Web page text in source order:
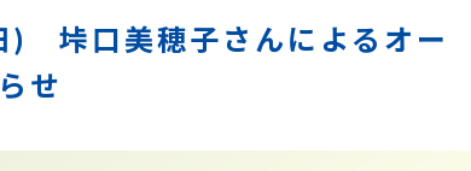
垰口美穂子さんによるオー
せ